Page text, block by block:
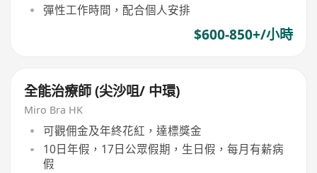
彈性工作時間，配合個人安排
$600-850+/小時
全能治療師 (尖沙咀/ 中環)
Miro Bra HK
可觀佣金及年終花紅，達標獎金
10日年假，17日公眾假期，生日假，每月有薪病
假